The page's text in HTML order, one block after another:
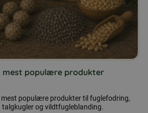
mest populære produkter
mest populære produkter til fuglefodring,
talgkugler og vildtfugleblanding.